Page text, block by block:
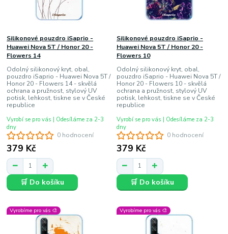
0 hodnocení
Silikonové pouzdro iSaprio -
Huawei Nova 5T / Honor 20 -
Flowers 14
Odolný silikonový kryt, obal,
pouzdro iSaprio - Huawei Nova 5T /
Honor 20 - Flowers 14 - skvělá
ochrana a pružnost, stylový UV
potisk, lehkost, tiskne se v České
republice
379 Kč
Vyrobí se pro vás | Odesíláme za 2-3
dny
🛒 Do košíku
0 hodnocení
Silikonové pouzdro iSaprio -
Huawei Nova 5T / Honor 20 -
Flowers 10
Odolný silikonový kryt, obal,
pouzdro iSaprio - Huawei Nova 5T /
Honor 20 - Flowers 10 - skvělá
ochrana a pružnost, stylový UV
potisk, lehkost, tiskne se v České
republice
379 Kč
Vyrobí se pro vás | Odesíláme za 2-3
dny
🛒 Do košíku
Vyrobíme pro vás 🎨 Vyrobíme pro vás 🎨